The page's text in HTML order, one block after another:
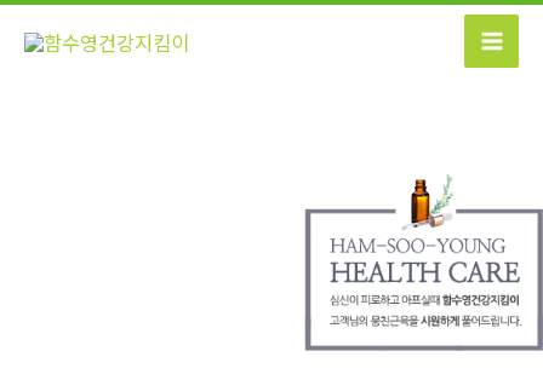
콘